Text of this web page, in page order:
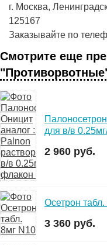
г. Москва,
125167
Заказывайте по
Смотрите еще
для в/в
2 960 руб.
Осетрон
3 360 руб.